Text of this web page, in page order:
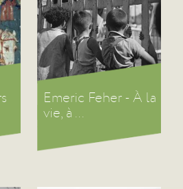
Emeric Feher - À la
vie, à ...